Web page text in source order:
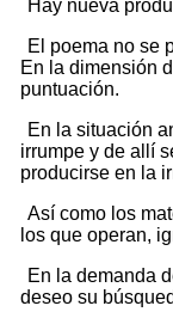
Hay nueva
El poema no se
En la dimensión
puntuación.
En la situación
irrumpe y de allí
producirse en la
Así como los
los que operan,
En la demanda
deseo su